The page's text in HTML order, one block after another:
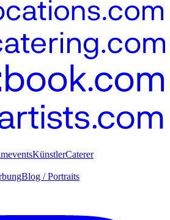
KünstlerCaterer
Blog / Portraits